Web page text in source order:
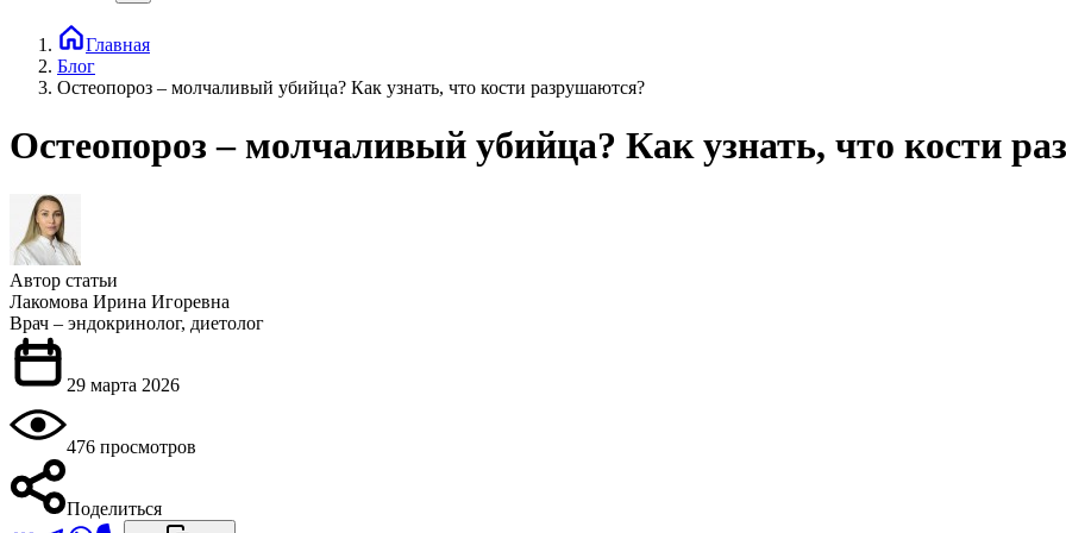
Главная
Блог
Остеопороз – молчаливый убийца? Как узнать, что кости разрушаются?
Остеопороз – молчаливый убийца? Как узнать, что кости
Автор статьи
Лакомова Ирина Игоревна
Врач – эндокринолог, диетолог
29 марта 2026
476 просмотров
Поделиться